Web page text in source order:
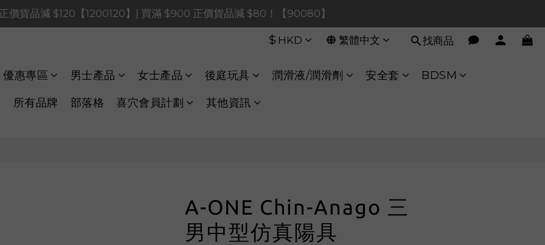
價貨品減 $120【1200120】| 買滿 $900 正價貨品減 $80！【90080】
價貨品減 $120【1200120】| 買滿 $900 正價貨品減 $80！【90080】
正價貨品減 $40【60040】| 買滿 $400 正價貨品減 $20【40020】
Payments FPS將於 2026 年 8 月 9 日（日）凌晨 01:00 至 11:00 暫停交易
價貨品減 $120【1200120】| 買滿 $900 正價貨品減 $80！【90080】
$ HKD 繁體中文 找商品
優惠專區 男士產品 女士產品 後庭玩具 潤滑液/潤滑劑 安全套 BDSM
所有品牌 部落格 喜穴會員計劃 其他資訊
A-ONE Chin-Anago 三
男中型仿真陽具